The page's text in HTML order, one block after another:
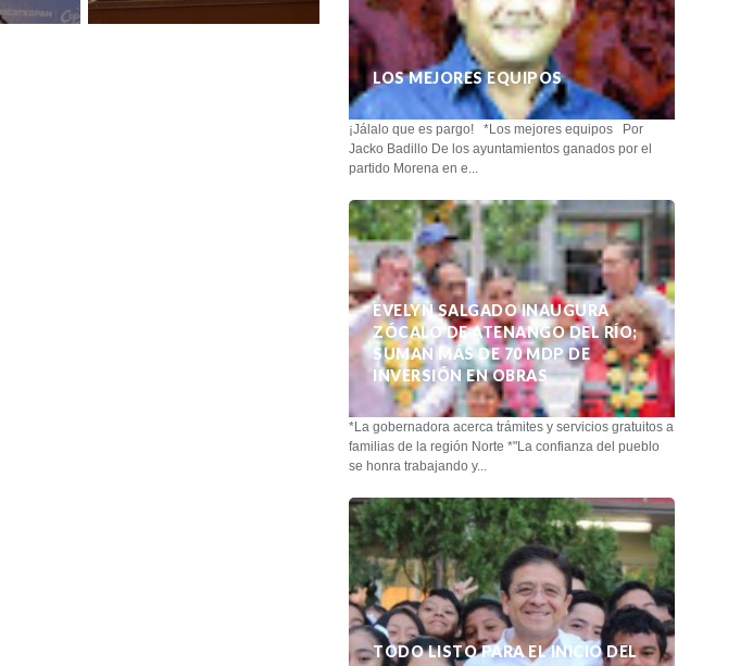
LOS MEJORES EQUIPOS
¡Jálalo que es pargo! *Los mejores equipos Por
Jacko Badillo De los ayuntamientos ganados por el
partido Morena en e...
EVELYN SALGADO INAUGURA
ZÓCALO DE ATENANGO DEL RÍO;
SUMAN MÁS DE 70 MDP DE
INVERSIÓN EN OBRAS
*La gobernadora acerca trámites y servicios gratuitos a
familias de la región Norte *"La confianza del pueblo
se honra trabajando y...
TODO LISTO PARA EL INICIO DEL